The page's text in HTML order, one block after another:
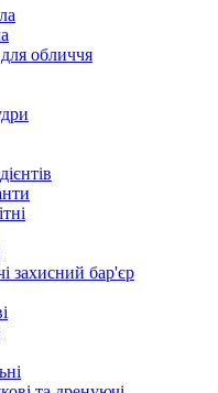
обличчя
захисний бар'єр